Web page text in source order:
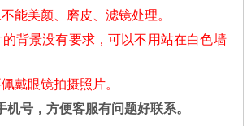
不能美颜、磨皮、滤镜处理。
的背景没有要求，可以不用站在白色墙
戴眼镜拍摄照片。
机号，方便客服有问题好联系。